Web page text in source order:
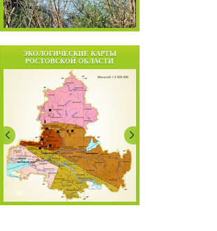
ЭКОЛОГИЧЕСКИЕ КАРТЫ
РОСТОВСКОЙ ОБЛАСТИ